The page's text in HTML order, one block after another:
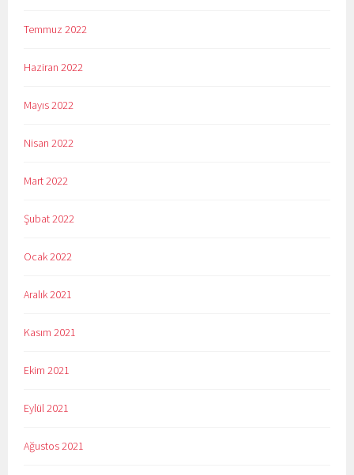
Temmuz 2022
Haziran 2022
Mayıs 2022
Nisan 2022
Mart 2022
Şubat 2022
Ocak 2022
Aralık 2021
Kasım 2021
Ekim 2021
Eylül 2021
Ağustos 2021